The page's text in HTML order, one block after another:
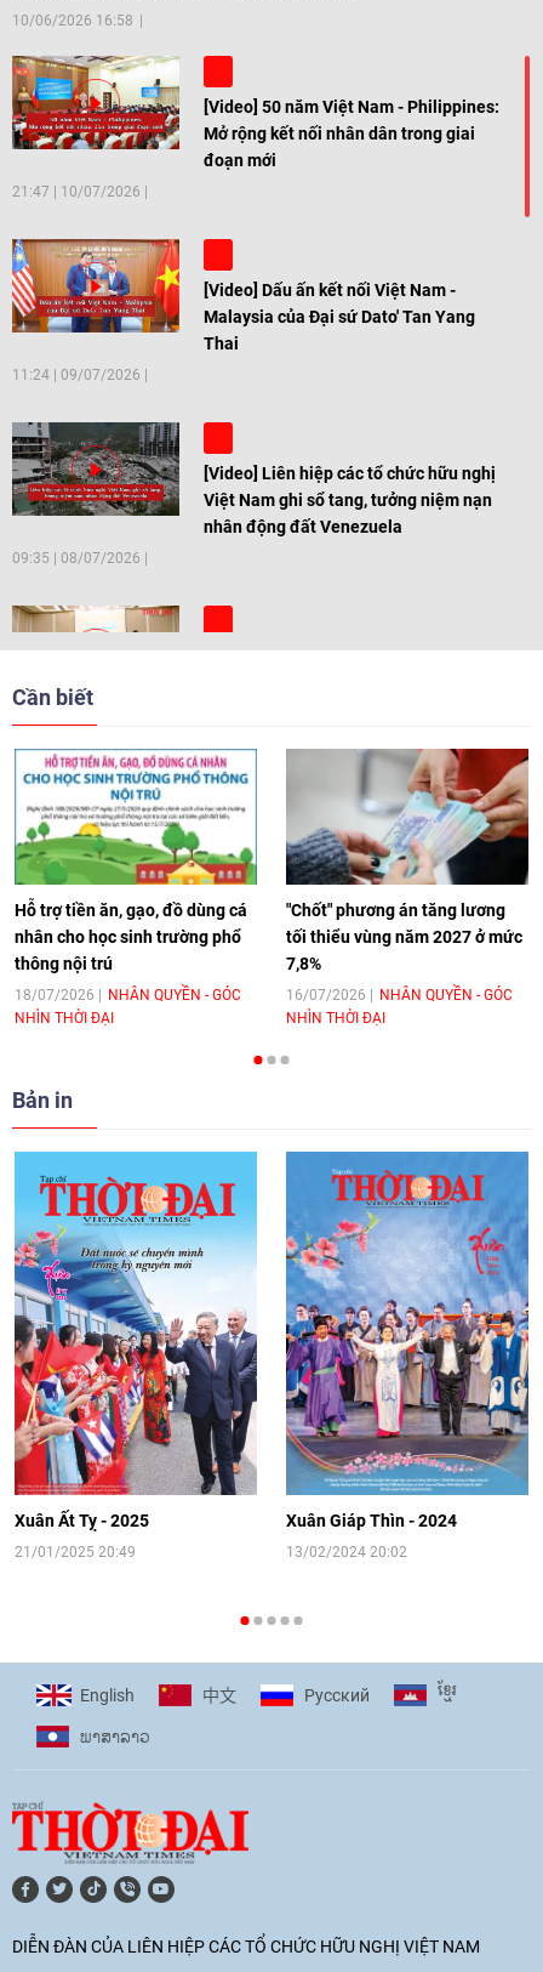
10/06/2026 16:58
[Video] 50 năm Việt Nam - Philippines:
Mở rộng kết nối nhân dân trong giai
đoạn mới
21:47 | 10/07/2026
[Video] Dấu ấn kết nối Việt Nam -
Malaysia của Đại sứ Dato' Tan Yang
Thai
11:24 | 09/07/2026
[Video] Liên hiệp các tổ chức hữu nghị
Việt Nam ghi sổ tang, tưởng niệm nạn
nhân động đất Venezuela
09:35 | 08/07/2026
[Video] Trẻ em Đông Á cùng kiến tạo
[Video] Âm nhạc flamenco gắn kết văn
hoá Việt Nam - Tây Ban Nha
11:10 17/06/2026
[Video] Trao tặng Kỷ niệm chương "Vì
hòa bình, hữu nghị giữa các dân tộc"
cho Đại sứ Hungary tại Việt Nam
[Video] Nhân dân Việt Nam luôn trân
trọng tình cảm của nước Nga
08:02 | 13/06/2026
Video: Cơ hội giao lưu quốc tế cho học
sinh Việt Nam tại trại hè Artek
14:41|12/06/2026
[Video] Đối ngoại nhân dân Thủ đô
hướng tới kết nối hiệu quả nguồn lực
người Việt Nam ở nước ngoài
16:58|10/06/2026
cùng thanh thiếu nhi tiên phong ứng
phó với biến đổi khí hậu
17:07|09/06/2026
[Video] Lào dành ưu tiên hàng đầu cho
quan hệ với Việt Nam
11:01 |09/06/2026
Cần biết
Hỗ trợ tiền ăn, gạo, đồ dùng cá
nhân cho học sinh trường phổ
thông nội trú
18/07/2026
NHÂN QUYỀN - GÓC
NHÌN THỜI ĐẠI
"Chốt" phương án tăng lương
tối thiểu vùng năm 2027 ở mức
7,8%
16/07/2026
NHÂN QUYỀN - GÓC
NHÌN THỜI ĐẠI
Bản in
Xuân Ất Tỵ - 2025
21/01/2025 20:49
Xuân Giáp Thìn - 2024
13/02/2024 20:02
English 中文 Pусский ខ្មែរ
ພາ​ສາ​ລາວ
DIỄN ĐÀN CỦA LIÊN HIỆP CÁC TỔ CHỨC HỮU NGHỊ VIỆT NAM